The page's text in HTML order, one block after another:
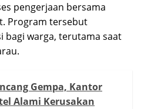
pengerjaan bersama
Program tersebut
bagi warga, terutama saat
Gempa, Kantor
Alami Kerusakan